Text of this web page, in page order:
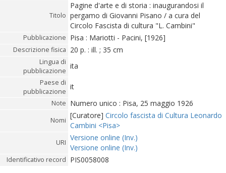
Titolo
Pagine d'arte e di storia : inaugurandosi il
pergamo di Giovanni Pisano / a cura del
Circolo Fascista di cultura "L. Cambini"
Pubblicazione Pisa : Mariotti - Pacini, [1926]
Descrizione fisica 20 p. : ill. ; 35 cm
Lingua di
pubblicazione
ita
Paese di
pubblicazione
it
Note Numero unico : Pisa, 25 maggio 1926
Nomi
[Curatore] Circolo fascista di Cultura Leonardo
Cambini <Pisa>
URI
Versione online (Inv.)
Versione online (Inv.)
Identificativo record PIS0058008